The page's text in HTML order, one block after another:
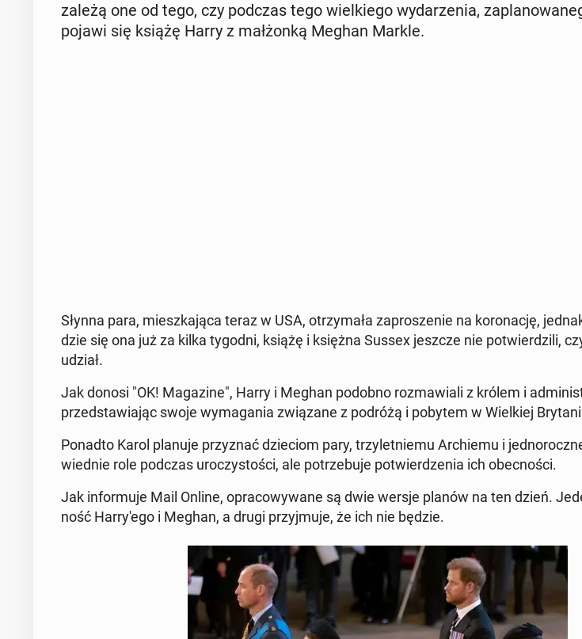
zależą one od tego, czy podczas tego wiel­kie­go wy­da­rze­nia,
pojawi się książę Harry z mał­żon­ką Meghan Markle.
Słynna para, miesz­ka­ją­ca teraz w USA, otrzy­ma­ła za­pro­sze­nie na ko­ro­na­cję,
dzie się ona już za kilka tygodni, książę i księżna Sussex jeszcze nie po­twier­dzi­li,
udział.
Jak donosi "OK! Ma­ga­zi­ne", Harry i Meghan podobno roz­ma­wia­li z królem i
przed­sta­wia­jąc swoje wy­ma­ga­nia zwią­za­ne z podróżą i pobytem w Wiel­kiej
Ponadto Karol planuje przy­znać dzie­ciom pary, trzy­let­nie­mu Ar­chie­mu i
wied­nie role podczas uro­czy­sto­ści, ale po­trze­bu­je po­twier­dze­nia ich obec­no­ści.
Jak in­for­mu­je Mail Online, opra­co­wy­wa­ne są dwie wersje planów na ten dzień.
ność Har­ry­'e­go i Meghan, a drugi przyj­mu­je, że ich nie będzie.